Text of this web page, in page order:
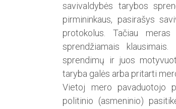
savivaldybės tarybos
pirmininkaus, pasirašys
protokolus. Tačiau
sprendžiamais
sprendimų ir juos
taryba galės arba pritarti
Vietoj mero pavaduotojo
politinio (asmeninio)